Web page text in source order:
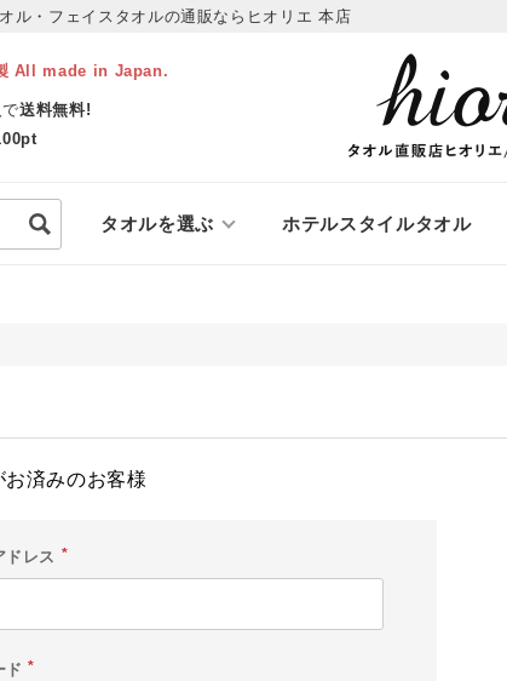
ル・フェイスタオルの通販ならヒオリエ 本店
All made in Japan.
送料無料!
タオルを選ぶ ホテルスタイルタオル
お済みのお客様
ドレス
ド